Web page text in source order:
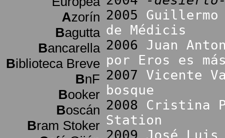
Azorín
Bagutta
Bancarella
Biblioteca Breve
BnF
Booker
Boscán
Bram Stoker
2005 Guillermo
de Médicis
2006 Juan
por Eros es
2007 Vicente
bosque
2008 Cristina
Station
2009 José Luis